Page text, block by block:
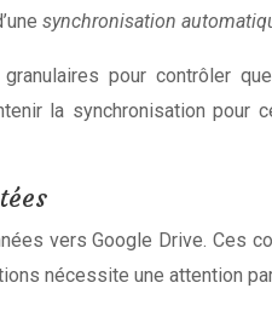
synchronisation
pour contrôler
la synchronisation pour
vers Google Drive. Ces
nécessite une attention